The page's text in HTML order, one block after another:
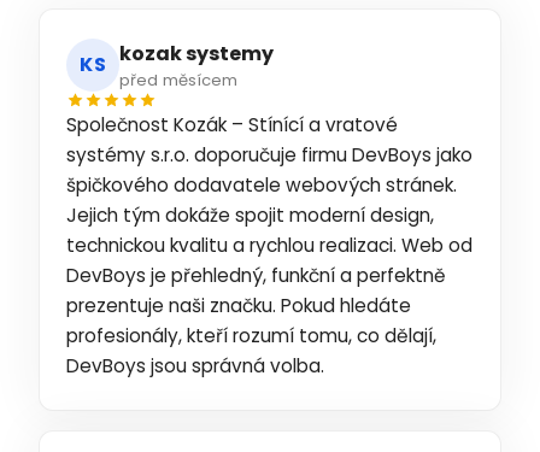
KS kozak systemy
před měsícem
Společnost Kozák – Stínící a vratové
systémy s.r.o. doporučuje firmu DevBoys jako
špičkového dodavatele webových stránek.
Jejich tým dokáže spojit moderní design,
technickou kvalitu a rychlou realizaci. Web od
DevBoys je přehledný, funkční a perfektně
prezentuje naši značku. Pokud hledáte
profesionály, kteří rozumí tomu, co dělají,
DevBoys jsou správná volba.